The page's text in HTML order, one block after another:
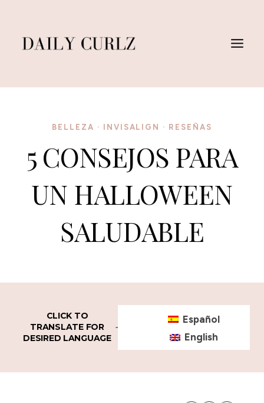
Contenido
BELLEZA · INVISALIGN · RESEÑAS
5 CONSEJOS PARA
UN HALLOWEEN
SALUDABLE
CLICK TO
TRANSLATE FOR
DESIRED LANGUAGE
Español
English